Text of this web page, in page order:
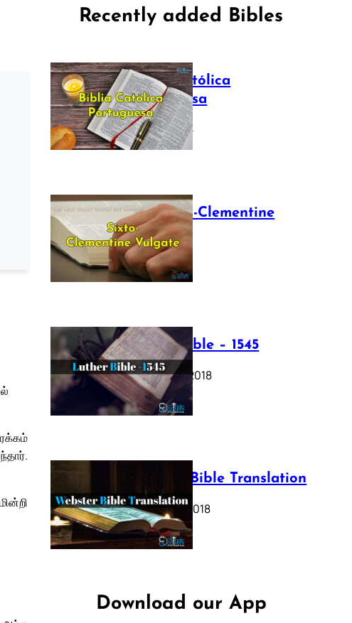
Recently added Bibles
Bíblia Católica
Portuguesa
July 16, 2025
The Sixto-Clementine
Vulgate
July 12, 2025
Luther Bible – 1545
October 17, 2018
Webster Bible Translation
October 11, 2018
Download our App